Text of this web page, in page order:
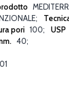
pori 100 USP
40